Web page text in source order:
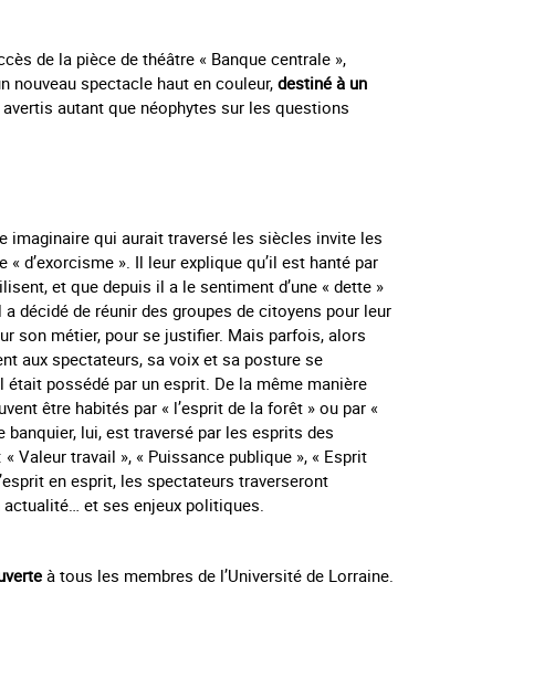
de la pièce de théâtre « Banque centrale »,
nouveau spectacle haut en couleur, destiné à un
autant que néophytes sur les questions
imaginaire qui aurait traversé les siècles invite les
« d’exorcisme ». Il leur explique qu’il est hanté par
et que depuis il a le sentiment d’une « dette »
décidé de réunir des groupes de citoyens pour leur
son métier, pour se justifier. Mais parfois, alors
aux spectateurs, sa voix et sa posture se
était possédé par un esprit. De la même manière
être habités par « l’esprit de la forêt » ou par «
banquier, lui, est traversé par les esprits des
Valeur travail », « Puissance publique », « Esprit
en esprit, les spectateurs traverseront
et ses enjeux politiques.
à tous les membres de l’Université de Lorraine.